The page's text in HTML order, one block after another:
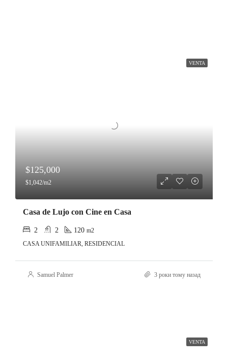
VENTA
$125,000
$1,042/m2
Casa de Lujo con Cine en Casa
2 2 120 m2
CASA UNIFAMILIAR, RESIDENCIAL
Samuel Palmer 3 роки тому назад
VENTA